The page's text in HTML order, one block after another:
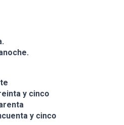
y cinco
y cinco